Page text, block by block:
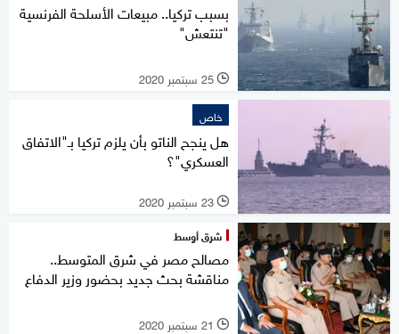
بسبب تركيا.. مبيعات الأسلحة الفرنسية
"تنتعش"
l 25 سبتمبر 2020
خاص
هل ينجح الناتو بأن يلزم تركيا بـ"الاتفاق
العسكري"؟
l 23 سبتمبر 2020
شرق أوسط
مصالح مصر في شرق المتوسط..
مناقشة بحث جديد بحضور وزير الدفاع
l 21 سبتمبر 2020